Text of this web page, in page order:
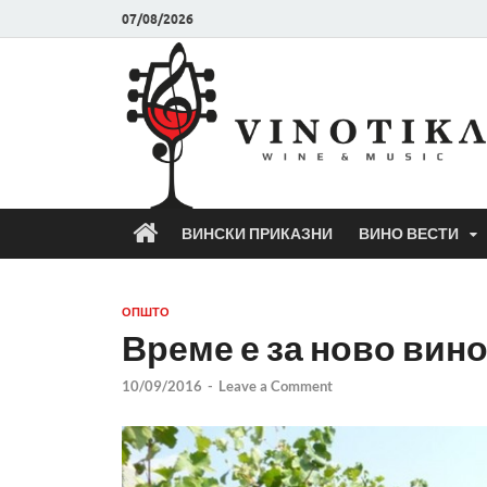
07/08/2026
ВИНСКИ ПРИКАЗНИ ВИНО ВЕСТИ
ОПШТО
Време е за ново вино
10/09/2016 - Leave a Comment